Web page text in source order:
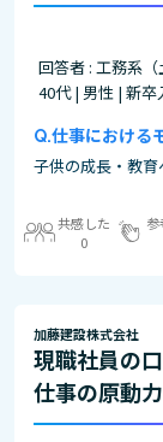
回答者 : 工務系（
40代 | 男性 | 新卒
仕事における
子供の成長・教
共感した
0
加藤建設株式会社
現職社員の
仕事の原動力